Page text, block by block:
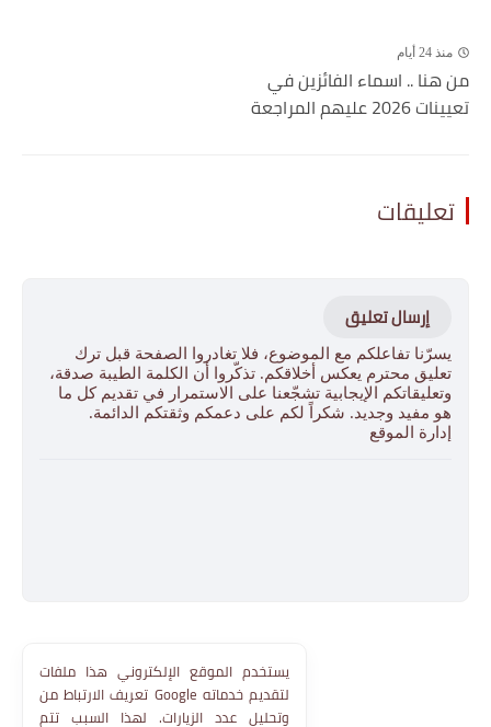
منذ 24 أيام
من هنا .. اسماء الفائزين في
تعيينات 2026 عليهم المراجعة
تعليقات
إرسال تعليق
يسرّنا تفاعلكم مع الموضوع، فلا تغادروا الصفحة قبل ترك
تعليق محترم يعكس أخلاقكم. تذكّروا أن الكلمة الطيبة صدقة،
وتعليقاتكم الإيجابية تشجّعنا على الاستمرار في تقديم كل ما
هو مفيد وجديد. شكراً لكم على دعمكم وثقتكم الدائمة.
إدارة الموقع
يستخدم الموقع الإلكتروني هذا ملفات
تعريف الارتباط من Google لتقديم خدماته
وتحليل عدد الزيارات. لهذا السبب تتم